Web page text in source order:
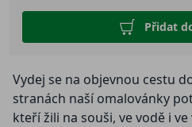
Přidat
Vydej se na objevnou cestu
stranách naší omalovánky
kteří žili na souši, ve vodě i